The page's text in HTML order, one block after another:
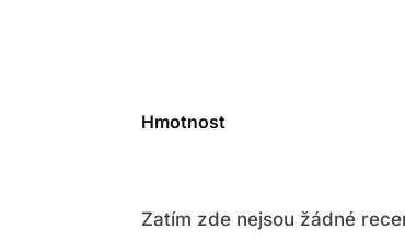
Hmotnost
Zatím zde nejsou žádné